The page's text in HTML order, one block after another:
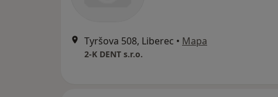
Tyršova 508, Liberec • Mapa
2-K DENT s.r.o.